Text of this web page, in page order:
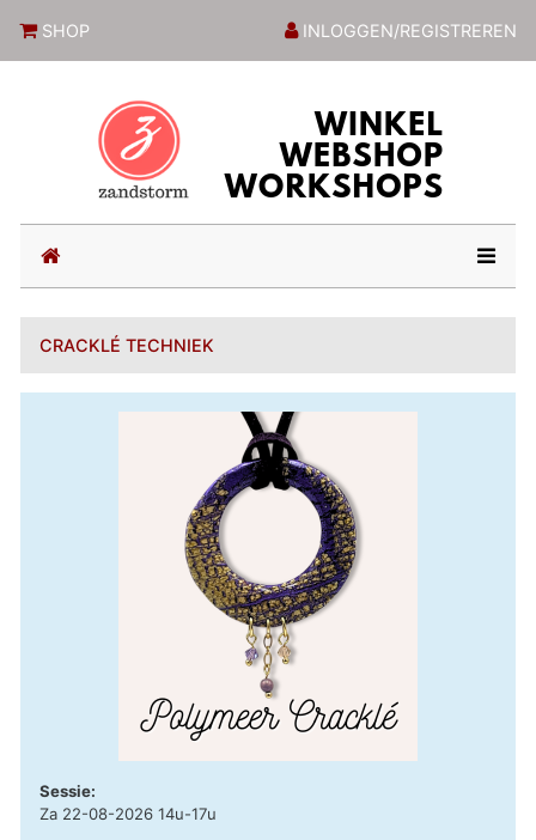
SHOP INLOGGEN/REGISTREREN
(current)
CRACKLÉ TECHNIEK
Sessie:
Za 22-08-2026 14u-17u